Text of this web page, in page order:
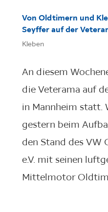
Von Oldtimern und
Seyffer auf der
Kleben
An diesem
die Veterama auf
in Mannheim statt.
gestern beim
den Stand des VW
e.V. mit seinen
Mittelmotor